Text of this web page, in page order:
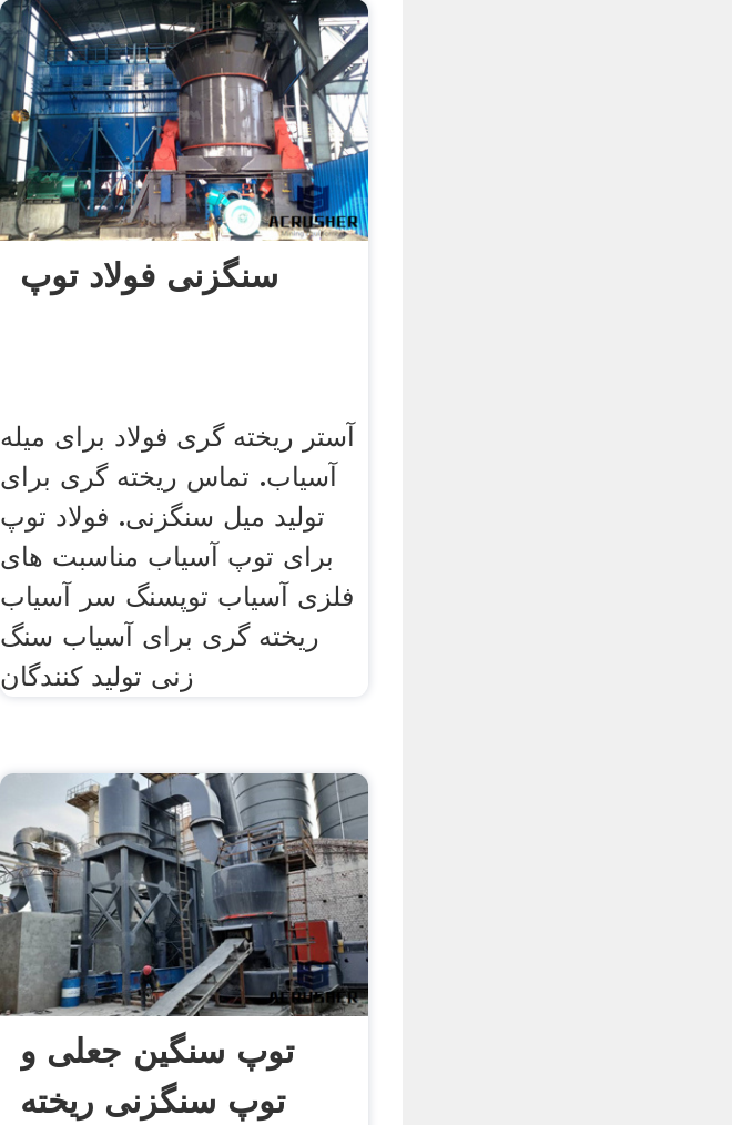
سنگزنی فولاد توپ
آستر ریخته گری فولاد برای میله
آسیاب. تماس ریخته گری برای
تولید میل سنگزنی. فولاد توپ
برای توپ آسیاب مناسبت های
فلزی آسیاب توپسنگ سر آسیاب
ریخته گری برای آسیاب سنگ
زنی تولید کنندگان
توپ سنگین جعلی و
توپ سنگزنی ریخته